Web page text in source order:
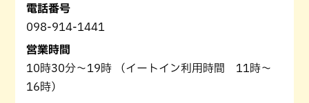
電話番号
098-914-1441
営業時間
10時30分～19時 （イートイン利用時間 11時～
16時）